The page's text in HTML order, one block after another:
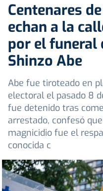
Centenares
echan a la
por el funeral
Shinzo Abe
Abe fue tiroteado en
electoral el pasado 8
fue detenido tras
arrestado, confesó
magnicidio fue el
conocida c